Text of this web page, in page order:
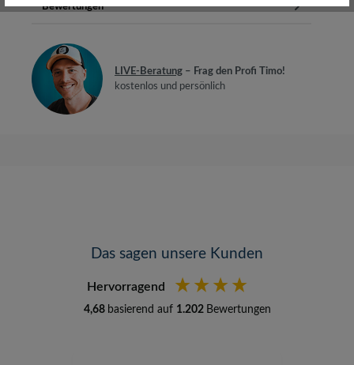
Bewertungen
LIVE-Beratung – Frag den Profi Timo!
kostenlos und persönlich
Das sagen unsere Kunden
Hervorragend
4,68 basierend auf 1.202 Bewertungen